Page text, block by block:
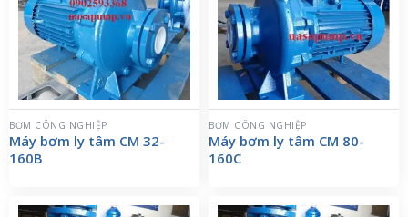
BƠM CÔNG NGHIỆP
Máy bơm ly tâm CM 32-
160B
BƠM CÔNG NGHIỆP
Máy bơm ly tâm CM 80-
160C